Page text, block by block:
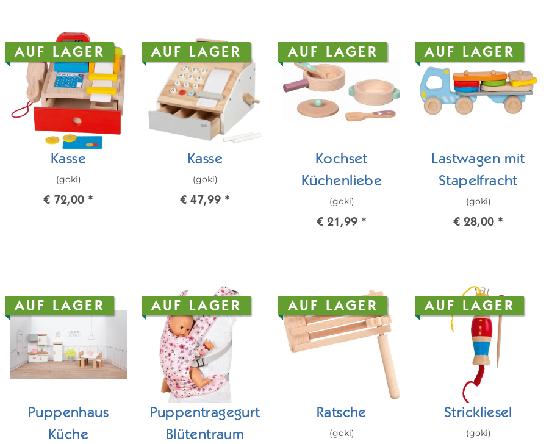
AUF LAGER
Kasse
(goki)
€ 72,00 *
AUF LAGER
Kasse
(goki)
€ 47,99 *
AUF LAGER
Kochset
Küchenliebe
(goki)
€ 21,99 *
AUF LAGER
Lastwagen mit
Stapelfracht
(goki)
€ 28,00 *
AUF LAGER
Puppenhaus
Küche
AUF LAGER
Puppentragegurt
Blütentraum
AUF LAGER
Ratsche
(goki)
AUF LAGER
Strickliesel
(goki)